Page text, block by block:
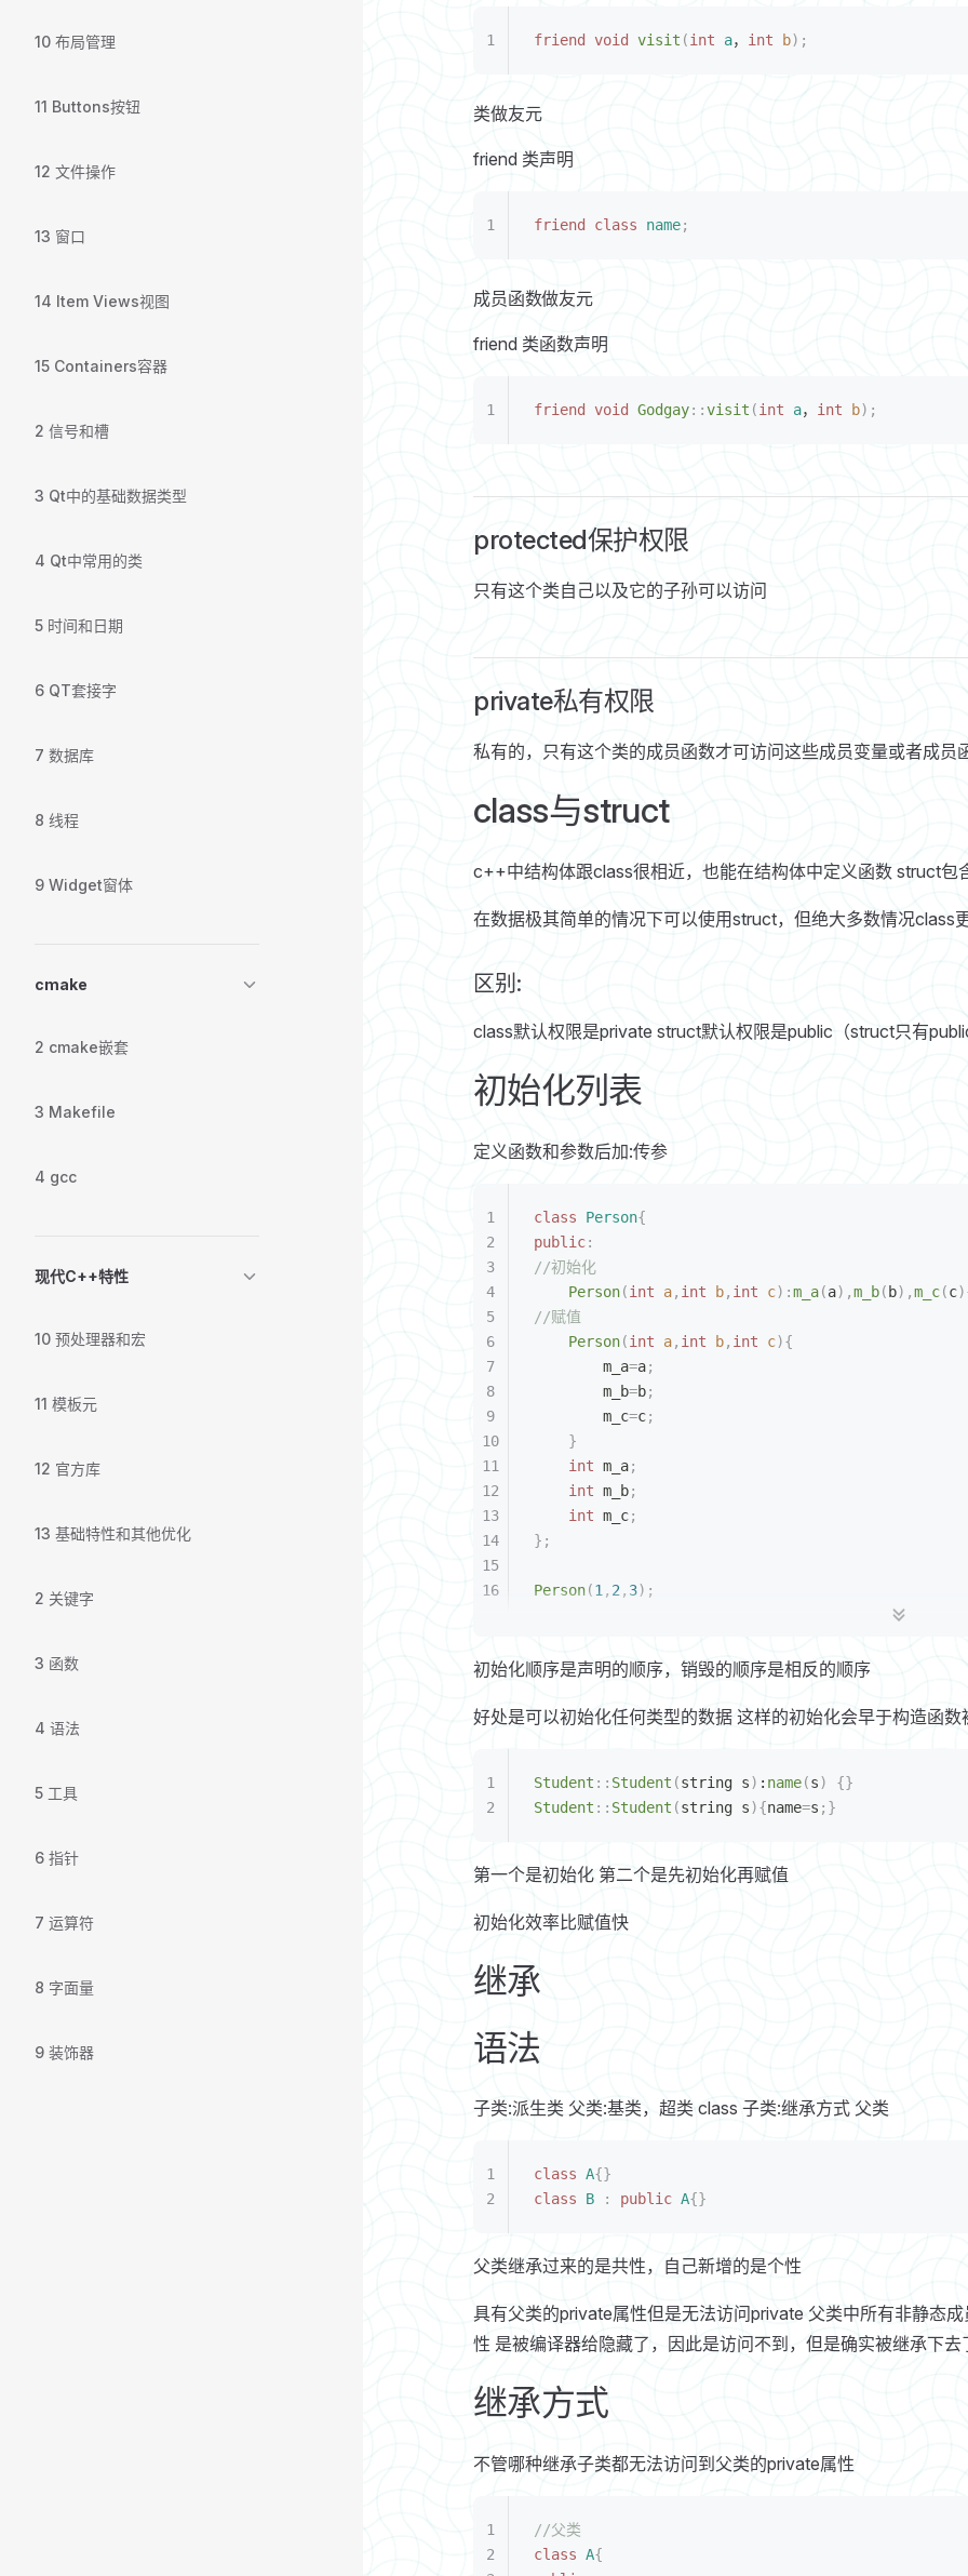
10 布局管理
11 Buttons按钮
12 文件操作
13 窗口
14 Item Views视图
15 Containers容器
2 信号和槽
3 Qt中的基础数据类型
4 Qt中常用的类
5 时间和日期
6 QT套接字
7 数据库
8 线程
9 Widget窗体
cmake
2 cmake嵌套
3 Makefile
4 gcc
现代C++特性
10 预处理器和宏
11 模板元
12 官方库
13 基础特性和其他优化
2 关键字
3 函数
4 语法
5 工具
6 指针
7 运算符
8 字面量
9 装饰器
friend void visit (int a， int b);
类做友元
friend 类声明
friend class name;
成员函数做友元
friend 类函数声明
friend void Godgay::visit (int a， int b);
protected保护权限
只有这个类自己以及它的子孙可以访问
private私有权限
私有的，只有这个类的成员函数才可访问这些成员变量或者成员
class与struct
c++中结构体跟class很相近，也能在结构体中定义函数 struct包
在数据极其简单的情况下可以使用struct，但绝大多数情况class
区别:
class默认权限是private struct默认权限是public（struct只有
初始化列表
定义函数和参数后加:传参
class Person{
public:
//初始化
    Person
(int a, int b, int c):m_a(a),m_b( b),m_c(c
//赋值
    Person
(int a, int b, int c){
	    m_a
=a;
	    m_b
=b;
	    m_c
=c;
    }
    int
m_a;
    int
m_b;
    int
m_c;
};
Person(1 , 2 , 3);
初始化顺序是声明的顺序，销毁的顺序是相反的顺序
好处是可以初始化任何类型的数据 这样的初始化会早于构造函数
Student :: Student (string s) : name(s)
{}
Student :: Student (string s){name=s ;}
第一个是初始化 第二个是先初始化再赋值
初始化效率比赋值快
继承
语法
子类:派生类 父类:基类，超类 class 子类:继承方式 父类
class A{}
class B : public A{}
父类继承过来的是共性，自己新增的是个性
具有父类的private属性但是无法访问private 父类中所有非静态
性 是被编译器给隐藏了，因此是访问不到，但是确实被继承下去
继承方式
不管哪种继承子类都无法访问到父类的private属性
//父类
class A{